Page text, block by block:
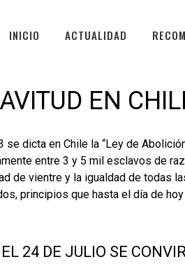
INICIO ACTUALIDAD
EN
se dicta en Chile la “Ley de
entre 3 y 5 mil esclavos de
de vientre y la igualdad de todas
principios que hasta el día de
24 DE JULIO SE